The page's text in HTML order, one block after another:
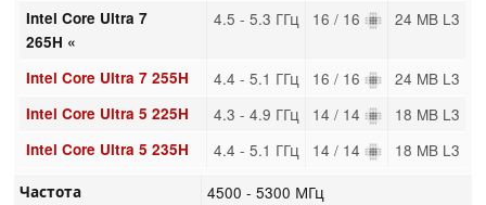
Intel Core Ultra 7
265H «
4.5 - 5.3 ГГц 16 / 16 24 MB L3
Intel Core Ultra 7 255H 4.4 - 5.1 ГГц 16 / 16 24 MB L3
Intel Core Ultra 5 225H 4.3 - 4.9 ГГц 14 / 14 18 MB L3
Intel Core Ultra 5 235H 4.4 - 5.1 ГГц 14 / 14 18 MB L3
Частота 4500 - 5300 МГц